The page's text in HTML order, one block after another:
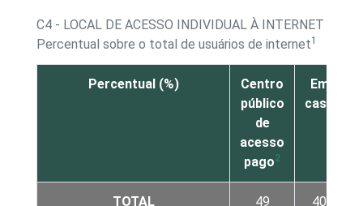
C4 - LOCAL DE ACESSO INDIVIDUAL À INTERNET
Percentual sobre o total de usuários de internet1
Percentual (%)
Centro
público
de
acesso
pago2
Em
casa
TOTAL 49 40